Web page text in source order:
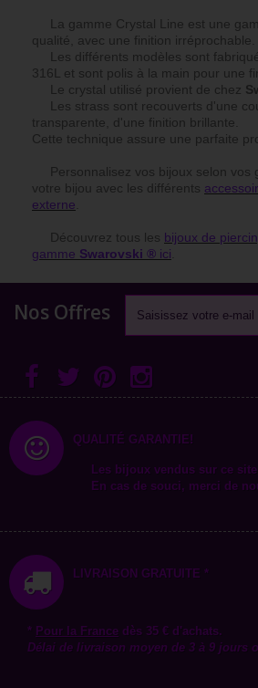
La gamme Crystal Line est une
qualité, avec une finition irréprochable.
Les différents modèles sont
316L et sont polis à la main pour une
Le crystal utilisé provient de chez
Les strass sont recouverts d'une
transparente, d'une finition brillante.
Cette technique assure une parfaite
Personnalisez vos bijoux selon vos
votre bijou avec les différents
externe
Découvrez tous les bijoux de
gamme Swarovski ® ici
Nos Offres
QUALITÉ GARANTIE!
Les bijoux vendus sur ce
En cas de souci, merci de
LIVRAISON GRATUITE *
* Pour la France dès 35 € d'achats.
Délai de livraison moyen de 3 à 9 jours